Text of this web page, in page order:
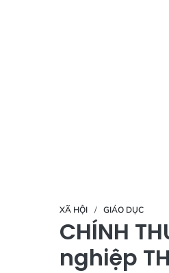
XÃ HỘI GIÁO DỤC
CHÍNH
nghiệp